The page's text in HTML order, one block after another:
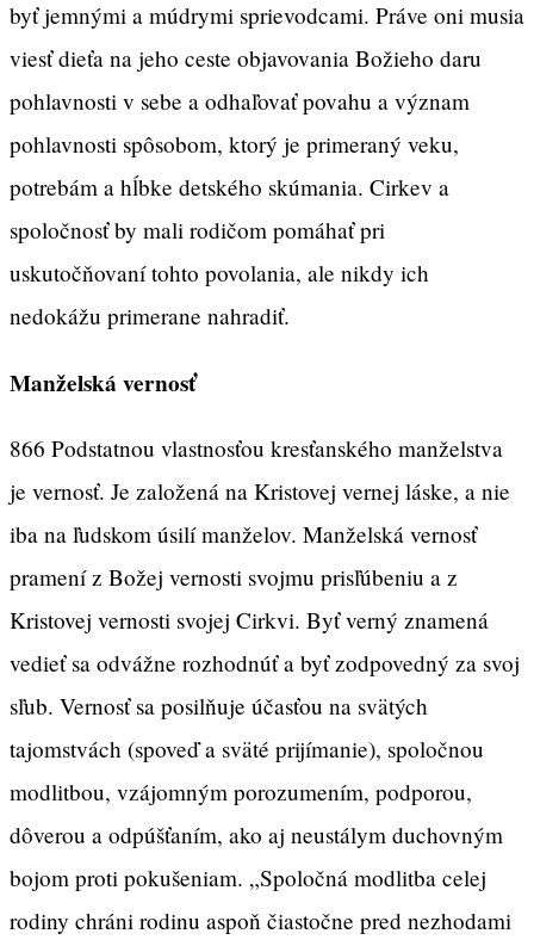
byť jemnými a múdrymi sprievodcami. Práve oni musia
viesť dieťa na jeho ceste objavovania Božieho daru
pohlavnosti v sebe a odhaľovať povahu a význam
pohlavnosti spôsobom, ktorý je primeraný veku,
potrebám a hĺbke detského skúmania. Cirkev a
spoločnosť by mali rodičom pomáhať pri
uskutočňovaní tohto povolania, ale nikdy ich
nedokážu primerane nahradiť.
Manželská vernosť
866 Podstatnou vlastnosťou kresťanského manželstva
je vernosť. Je založená na Kristovej vernej láske, a nie
iba na ľudskom úsilí manželov. Manželská vernosť
pramení z Božej vernosti svojmu prisľúbeniu a z
Kristovej vernosti svojej Cirkvi. Byť verný znamená
vedieť sa odvážne rozhodnúť a byť zodpovedný za svoj
sľub. Vernosť sa posilňuje účasťou na svätých
tajomstvách (spoveď a sväté prijímanie), spoločnou
modlitbou, vzájomným porozumením, podporou,
dôverou a odpúšťaním, ako aj neustálym duchovným
bojom proti pokušeniam. „Spoločná modlitba celej
rodiny chráni rodinu aspoň čiastočne pred nezhodami